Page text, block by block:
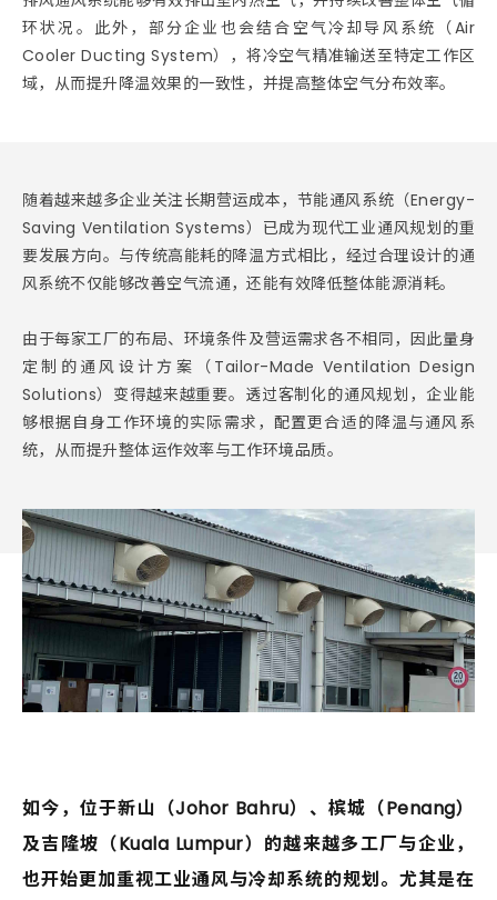
环状况。此外，部分企业也会结合空气冷却导风系统（Air
Cooler Ducting System），将冷空气精准输送至特定工作区
域，从而提升降温效果的一致性，并提高整体空气分布效率。
随着越来越多企业关注长期营运成本，节能通风系统（Energy-
Saving Ventilation Systems）已成为现代工业通风规划的重
要发展方向。与传统高能耗的降温方式相比，经过合理设计的通
风系统不仅能够改善空气流通，还能有效降低整体能源消耗。
由于每家工厂的布局、环境条件及营运需求各不相同，因此量身
定制的通风设计方案（Tailor-Made Ventilation Design
Solutions）变得越来越重要。透过客制化的通风规划，企业能
够根据自身工作环境的实际需求，配置更合适的降温与通风系
统，从而提升整体运作效率与工作环境品质。
如今，位于新山（Johor Bahru）、槟城（Penang）
及吉隆坡（Kuala Lumpur）的越来越多工厂与企业，
也开始更加重视工业通风与冷却系统的规划。尤其是在